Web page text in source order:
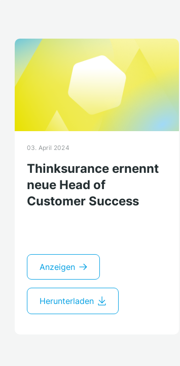
03. April 2024
Thinksurance ernennt
neue Head of
Customer Success
Anzeigen
Herunterladen